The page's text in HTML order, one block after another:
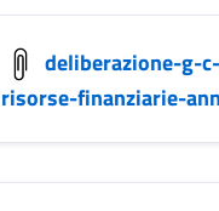
deliberazione-g-
risorse-finanziarie-